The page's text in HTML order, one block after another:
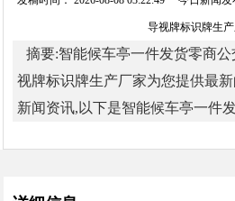
导视牌标识牌生
摘要:智能候车亭一件发货零商
视牌标识牌生产厂家为您提供最
新闻资讯,以下是智能候车亭一件